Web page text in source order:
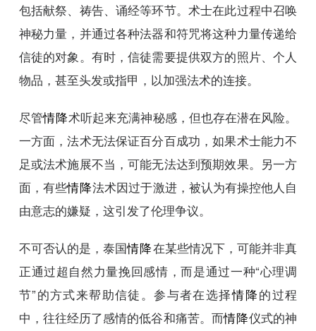
包括献祭、祷告、诵经等环节。术士在此过程中召唤
神秘力量，并通过各种法器和符咒将这种力量传递给
信徒的对象。有时，信徒需要提供双方的照片、个人
物品，甚至头发或指甲，以加强法术的连接。
尽管情降术听起来充满神秘感，但也存在潜在风险。
一方面，法术无法保证百分百成功，如果术士能力不
足或法术施展不当，可能无法达到预期效果。另一方
面，有些情降法术因过于激进，被认为有操控他人自
由意志的嫌疑，这引发了伦理争议。
不可否认的是，泰国情降在某些情况下，可能并非真
正通过超自然力量挽回感情，而是通过一种“心理调
节”的方式来帮助信徒。参与者在选择情降的过程
中，往往经历了感情的低谷和痛苦。而情降仪式的神